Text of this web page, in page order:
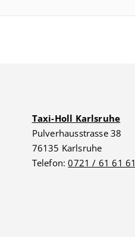
Taxi-Holl Karlsruhe
Pulverhausstrasse 38
76135 Karlsruhe
Telefon:0721 / 61 61 61